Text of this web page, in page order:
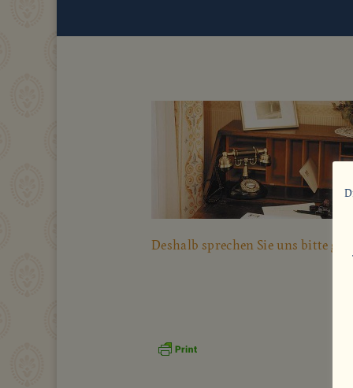
Deshalb sprechen Sie uns bitte